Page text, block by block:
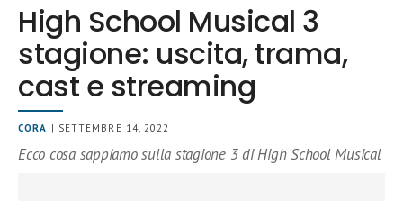
High School Musical 3
stagione: uscita, trama,
cast e streaming
CORA | SETTEMBRE 14, 2022
Ecco cosa sappiamo sulla stagione 3 di High School Musical